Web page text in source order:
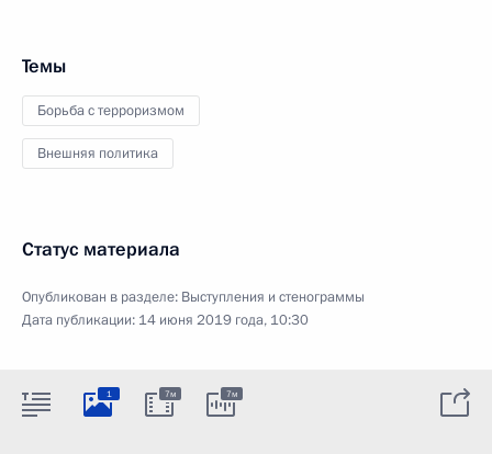
Темы
Борьба с терроризмом
Внешняя политика
Статус материала
Опубликован в разделе: Выступления и стенограммы
Дата публикации: 14 июня 2019 года, 10:30
1 7м 7м